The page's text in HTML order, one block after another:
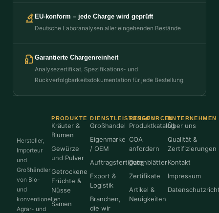
EU-konform – jede Charge wird geprüft
Deutsche Laboranalysen aller eingehenden Bestände
Garantierte Chargenreinheit
Analysezertifikat, Spezifikations- und
Rückverfolgbarkeitsdokumentation für jede Bestellung
Hersteller,
Importeur
und
Großhändler
von Bio-
und
konventionellen
Agrar- und
PRODUKTE
Kräuter &
Blumen
Gewürze
und Pulver
Getrockene
Früchte &
Nüsse
Samen
DIENSTLEISTUNGEN
Großhandel
Eigenmarke
/ OEM
Auftragsfertigung
Export &
Logistik
Branchen,
die wir
RESSOURCEN
Produktkatalog
COA
anfordern
Datenblätter
Zertifikate
Artikel &
Neuigkeiten
UNTERNEHMEN
Über uns
Qualität &
Zertifizierungen
Kontakt
Impressum